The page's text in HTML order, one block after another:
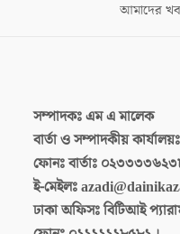
আমাদের
সম্পাদকঃএম এ মালেক
বার্তা ও সম্পাদকীয় কার্যালয়ঃ
ফোনঃ বার্তাঃ
ই-মেইলঃ
ঢাকা অফিসঃবিটিআই